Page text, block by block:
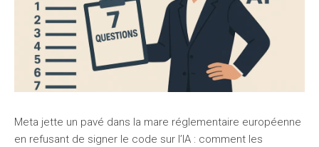
Meta jette un pavé dans la mare réglementaire européenne
en refusant de signer le code sur l’IA : comment les